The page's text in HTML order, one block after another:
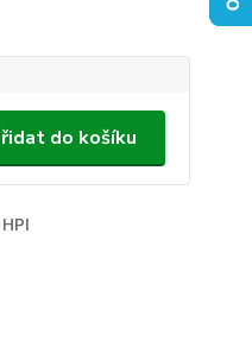
do košíku
HPI